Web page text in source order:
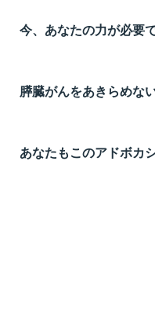
今、あなたの力が必要
膵臓がんをあきらめな
あなたもこのアドボカ